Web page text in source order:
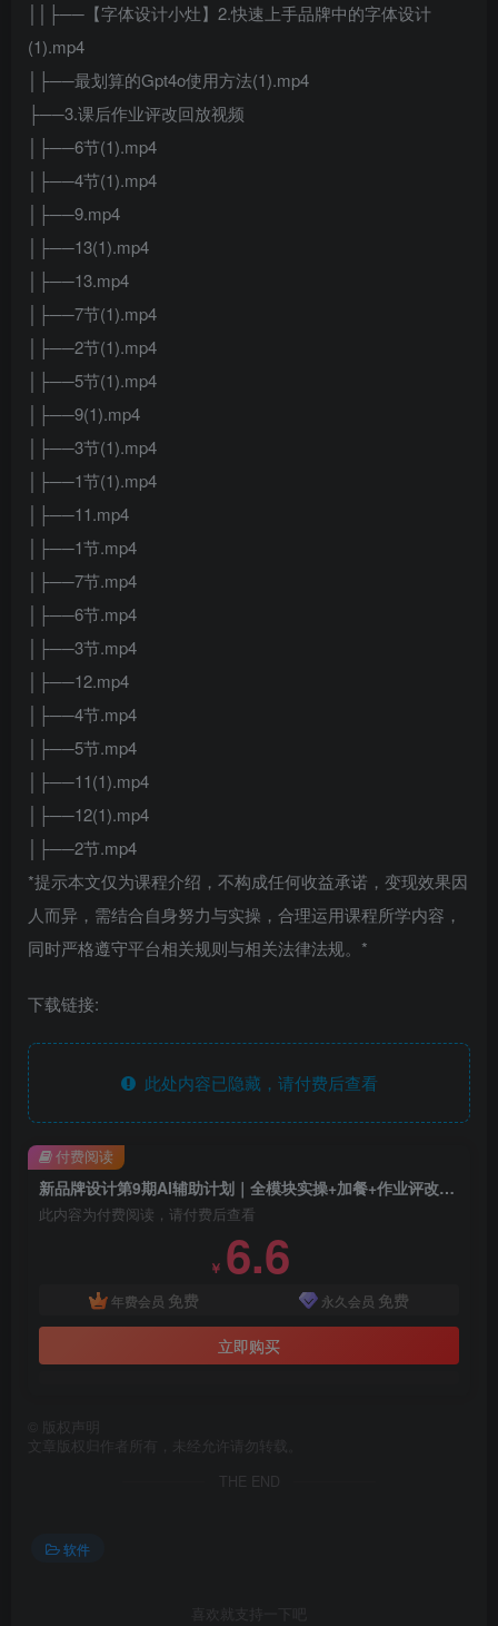
││├──【字体设计小灶】2.快速上手品牌中的字体设计
(1).mp4
│├──最划算的Gpt4o使用方法(1).mp4
├──3.课后作业评改回放视频
│├──6节(1).mp4
│├──4节(1).mp4
│├──9.mp4
│├──13(1).mp4
│├──13.mp4
│├──7节(1).mp4
│├──2节(1).mp4
│├──5节(1).mp4
│├──9(1).mp4
│├──3节(1).mp4
│├──1节(1).mp4
│├──11.mp4
│├──1节.mp4
│├──7节.mp4
│├──6节.mp4
│├──3节.mp4
│├──12.mp4
│├──4节.mp4
│├──5节.mp4
│├──11(1).mp4
│├──12(1).mp4
│├──2节.mp4
*提示本文仅为课程介绍，不构成任何收益承诺，变现效果因
人而异，需结合自身努力与实操，合理运用课程所学内容，
同时严格遵守平台相关规则与相关法律法规。*
下载链接:
此处内容已隐藏，请付费后查看
新品牌设计第9期AI辅助计划｜全模块实操+加餐+作业评改从基础到商业落地
此内容为付费阅读，请付费后查看
￥ 6.6
年费会员 免费 永久会员 免费
立即购买
付费阅读
版权声明
文章版权归作者所有，未经允许请勿转载。
THE END
软件
喜欢就支持一下吧